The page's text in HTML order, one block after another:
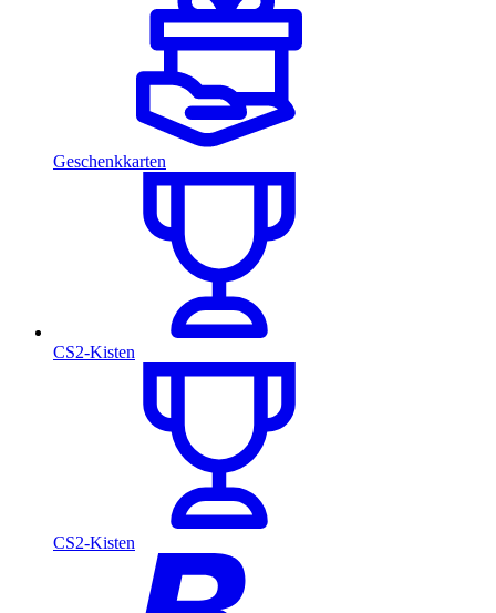
Geschenkkarten
CS2-Kisten
CS2-Kisten